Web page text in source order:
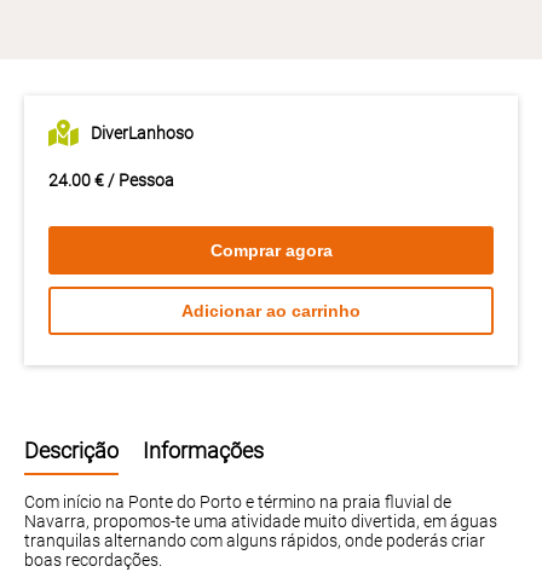
Descrição Informações
Com início na Ponte do Porto e término na praia fluvial de
Navarra, propomos-te uma atividade muito divertida, em águas
tranquilas alternando com alguns rápidos, onde poderás criar
boas recordações.
DiverLanhoso
24.00 € / Pessoa
Comprar agora
Adicionar ao carrinho